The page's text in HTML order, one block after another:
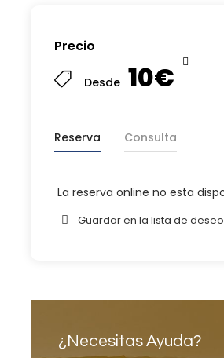
Precio
Desde 10€
Reserva Consulta
La reserva online no esta
Guardar en la lista de
¿Necesitas Ayuda?